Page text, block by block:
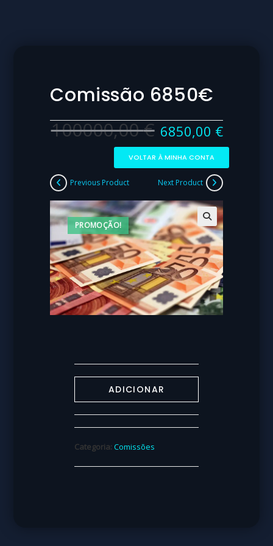
Comissão 6850€
100000,00€ 6850,00 €
VOLTAR À MINHA CONTA
PROMOÇÃO!
Previous Product Next Product
ADICIONAR
Categoria:Comissões